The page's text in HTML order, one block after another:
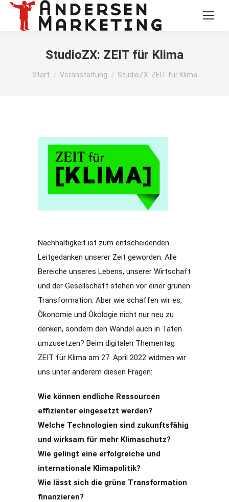
StudioZX: ZEIT für Klima
Sie befinden sich hier:
Start Veranstaltung StudioZX: ZEIT für Klima
Nachhaltigkeit ist zum entscheidenden
Leitgedanken unserer Zeit geworden. Alle
Bereiche unseres Lebens, unserer Wirtschaft
und der Gesellschaft stehen vor einer grünen
Transformation. Aber wie schaffen wir es,
Ökonomie und Ökologie nicht nur neu zu
denken, sondern den Wandel auch in Taten
umzusetzen? Beim digitalen Thementag
ZEIT für Klima am 27. April 2022 widmen wir
uns unter anderem diesen Fragen:
Wie können endliche Ressourcen
effizienter eingesetzt werden?
Welche Technologien sind zukunftsfähig
und wirksam für mehr Klimaschutz?
Wie gelingt eine erfolgreiche und
internationale Klimapolitik?
Wie lässt sich die grüne Transformation
finanzieren?